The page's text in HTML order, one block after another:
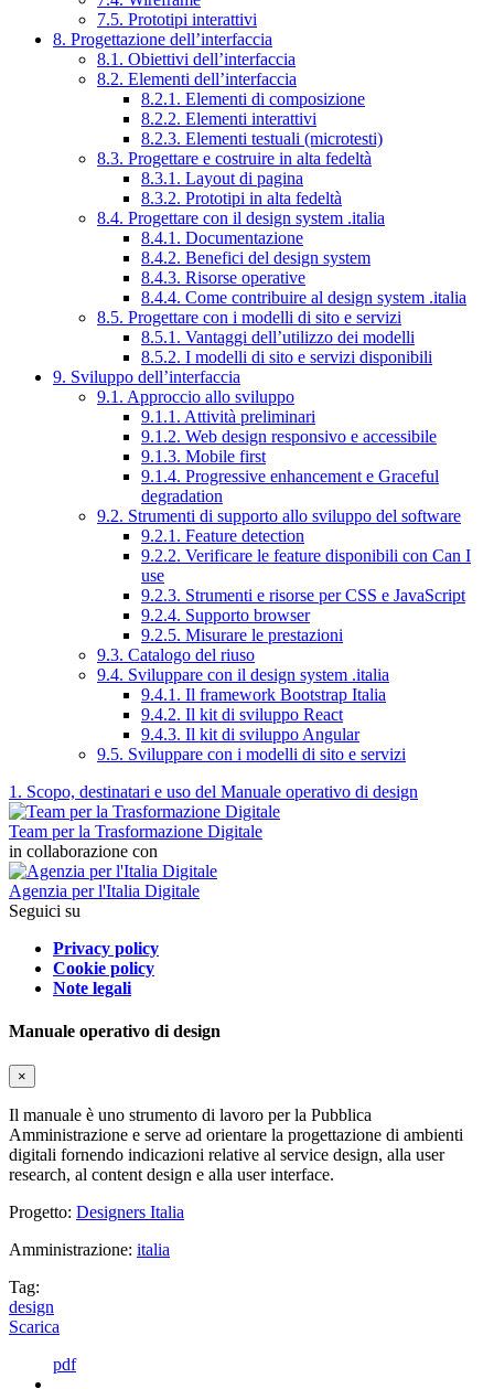
7.5. Prototipi interattivi
8. Progettazione dell’interfaccia
8.1. Obiettivi dell’interfaccia
8.2. Elementi dell’interfaccia
8.2.1. Elementi di composizione
8.2.2. Elementi interattivi
8.2.3. Elementi testuali (microtesti)
8.3. Progettare e costruire in alta fedeltà
8.3.1. Layout di pagina
8.3.2. Prototipi in alta fedeltà
8.4. Progettare con il design system .italia
8.4.1. Documentazione
8.4.2. Benefici del design system
8.4.3. Risorse operative
8.4.4. Come contribuire al design system .italia
8.5. Progettare con i modelli di sito e servizi
8.5.1. Vantaggi dell’utilizzo dei modelli
8.5.2. I modelli di sito e servizi disponibili
9. Sviluppo dell’interfaccia
9.1. Approccio allo sviluppo
9.1.1. Attività preliminari
9.1.2. Web design responsivo e accessibile
9.1.3. Mobile first
9.1.4. Progressive enhancement e Graceful
degradation
9.2. Strumenti di supporto allo sviluppo del software
9.2.1. Feature detection
9.2.2. Verificare le feature disponibili con Can I
use
9.2.3. Strumenti e risorse per CSS e JavaScript
9.2.4. Supporto browser
9.2.5. Misurare le prestazioni
9.3. Catalogo del riuso
9.4. Sviluppare con il design system .italia
9.4.1. Il framework Bootstrap Italia
9.4.2. Il kit di sviluppo React
9.4.3. Il kit di sviluppo Angular
9.5. Sviluppare con i modelli di sito e servizi
1. Scopo, destinatari e uso del Manuale operativo di design
Team per la Trasformazione Digitale
in collaborazione con
Agenzia per l'Italia Digitale
Seguici su
Privacy policy
Cookie policy
Note legali
Manuale operativo di design
×
Il manuale è uno strumento di lavoro per la Pubblica
Amministrazione e serve ad orientare la progettazione di ambienti
digitali fornendo indicazioni relative al service design, alla user
research, al content design e alla user interface.
Progetto: Designers Italia
Amministrazione: italia
Tag:
design
Scarica
pdf